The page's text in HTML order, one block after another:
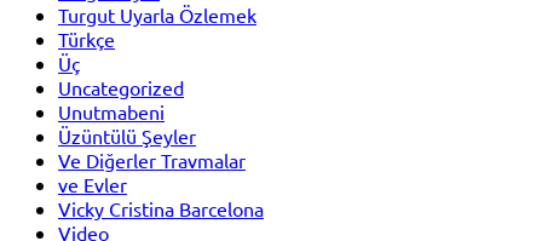
Turgut Uyarla Özlemek
Türkçe
Üç
Uncategorized
Unutmabeni
Üzüntülü Şeyler
Ve Diğerler Travmalar
ve Evler
Vicky Cristina Barcelona
Video